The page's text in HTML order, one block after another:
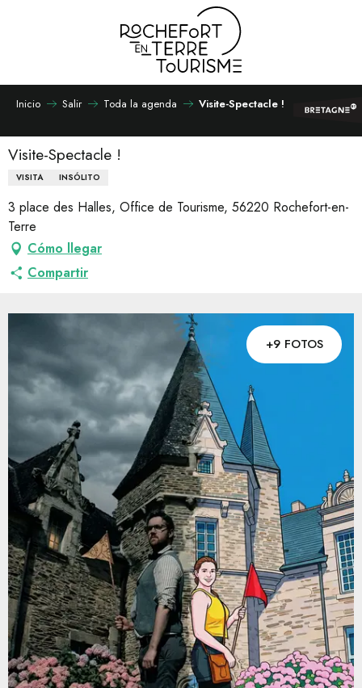
Inicio Salir Toda la agenda Visite-Spectacle !
Visite-Spectacle !
VISITA INSÓLITO
3 place des Halles, Office de Tourisme, 56220 Rochefort-en-
Terre
Cómo llegar
Compartir
+9 FOTOS